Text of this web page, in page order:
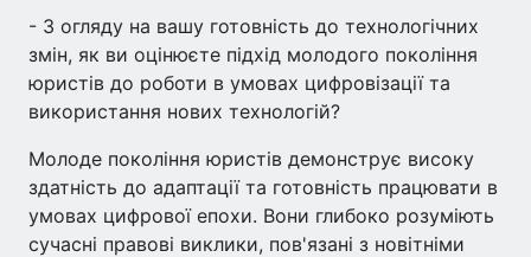
- З огляду на вашу готовність до технологічних
змін, як ви оцінюєте підхід молодого покоління
юристів до роботи в умовах цифровізації та
використання нових технологій?
Молоде покоління юристів демонструє високу
здатність до адаптації та готовність працювати в
умовах цифрової епохи. Вони глибоко розуміють
сучасні правові виклики, пов'язані з новітніми